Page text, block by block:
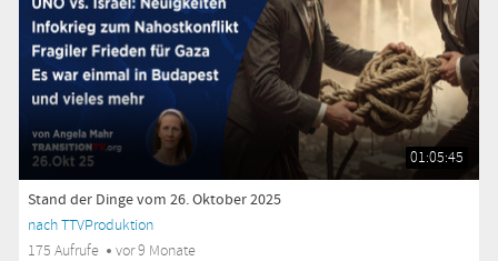
01:05:45
Stand der Dinge vom 26. Oktober 2025
nach TTVProduktion
175 Aufrufe
vor 9 Monate